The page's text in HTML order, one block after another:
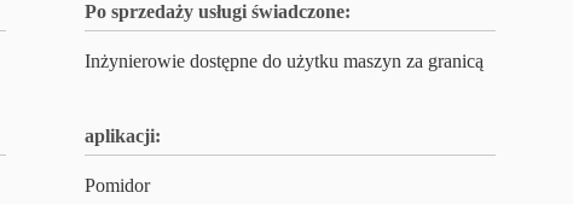
Po sprzedaży usługi świadczone:
Inżynierowie dostępne do użytku maszyn za granicą
aplikacji:
Pomidor